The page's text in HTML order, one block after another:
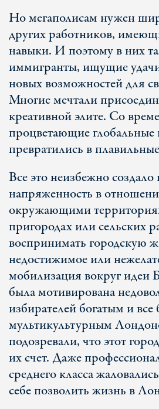
Но мегаполисам нужен
других работников,
навыки. И поэтому в них
иммигранты, ищущие
новых возможностей для
Многие мечтали
креативной элите. Со
процветающие глобальные
превратились в
Все это неизбежно
напряженность в
окружающими
пригородах или сельских
воспринимать городскую
недостижимое или
мобилизация вокруг идеи
была мотивирована
избирателей богатым и все
мультикультурным
подозревали, что этот
их счет. Даже
среднего класса
себе позволить жизнь в